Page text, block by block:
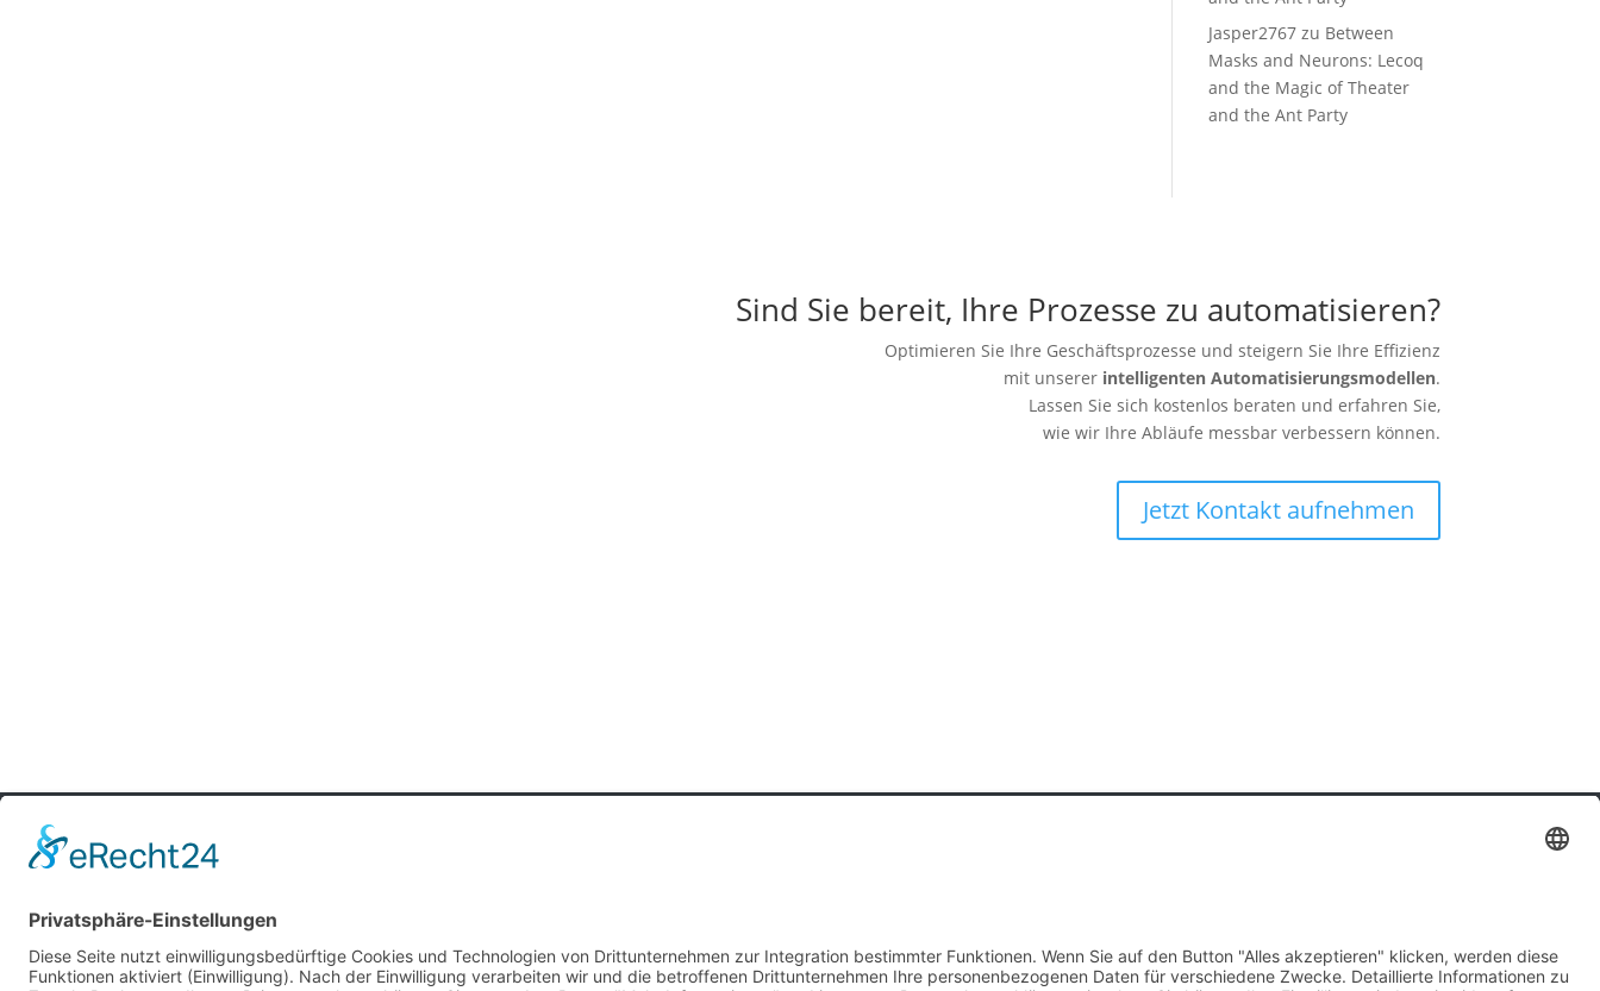
Jasper2767 zu Between
Masks and Neurons: Lecoq
and the Magic of Theater
and the Ant Party
Sind Sie bereit, Ihre Prozesse zu automatisieren?
Optimieren Sie Ihre Geschäftsprozesse und steigern Sie Ihre Effizienz
mit unserer intelligenten Automatisierungsmodellen.
Lassen Sie sich kostenlos beraten und erfahren Sie,
wie wir Ihre Abläufe messbar verbessern können.
Jetzt Kontakt aufnehmen
mexiaolu
Alle Rechte vorbehalten.
Folgen
Folgen
Folgen